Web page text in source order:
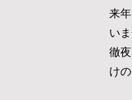
来
い
徹
け